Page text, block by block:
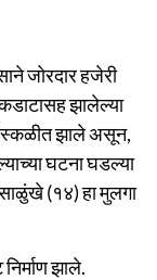
जोरदार हजेरी
झालेल्या
झाले असून,
घटना घडल्या
(१४) हा मुलगा
झाले.